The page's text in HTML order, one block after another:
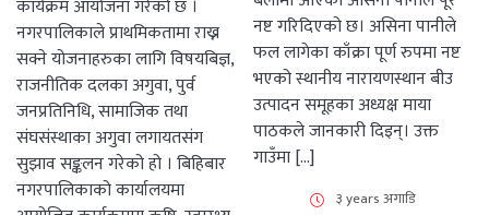
कार्यक्रम आयोजना गरेको छ ।
नगरपालिकाले प्राथमिकतामा राख्न
सक्ने योजनाहरुका लागि विषयबिज्ञ,
राजनीतिक दलका अगुवा, पुर्व
जनप्रतिनिधि, सामाजिक तथा
संघसंस्थाका अगुवा लगायतसंग
सुझाव सङ्कलन गरेको हो । बिहिबार
नगरपालिकाको कार्यालयमा
नष्ट गरिदिएको छ। असिना पानीले
फल लागेका काँक्रा पूर्ण रुपमा नष्ट
भएको स्थानीय नारायणस्थान बीउ
उत्पादन समूहका अध्यक्ष माया
पाठकले जानकारी दिइन्। उक्त
गाउँमा […]
३ years अगाडि